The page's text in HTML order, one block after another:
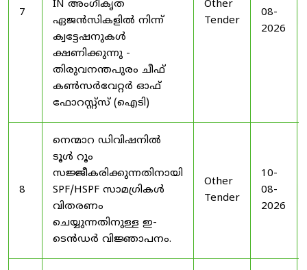
7
IN അംഗീകൃത
ഏജൻസികളിൽ നിന്ന്
ക്വട്ടേഷനുകൾ
ക്ഷണിക്കുന്നു -
തിരുവനന്തപുരം ചീഫ്
കൺസർവേറ്റർ ഓഫ്
ഫോറസ്റ്റ്സ് (ഐടി)
Other
Tender
08-
2026
8
നെന്മാറ ഡിവിഷനിൽ
ടൂൾ റൂം
സജ്ജീകരിക്കുന്നതിനായി
SPF/HSPF സാമഗ്രികൾ
വിതരണം
ചെയ്യുന്നതിനുള്ള ഇ-
ടെൻഡർ വിജ്ഞാപനം.
Other
Tender
10-
08-
2026